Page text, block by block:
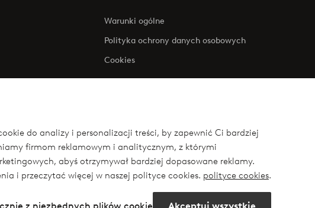
do analizy i personalizacji treści, by zapewnić Ci bardziej
firmom reklamowym i analitycznym, z którymi
abyś otrzymywał bardziej dopasowane reklamy.
i przeczytać więcej w naszej polityce cookies. polityce cookies.
Warunki ogólne
Polityka ochrony danych osobowych
Cookies